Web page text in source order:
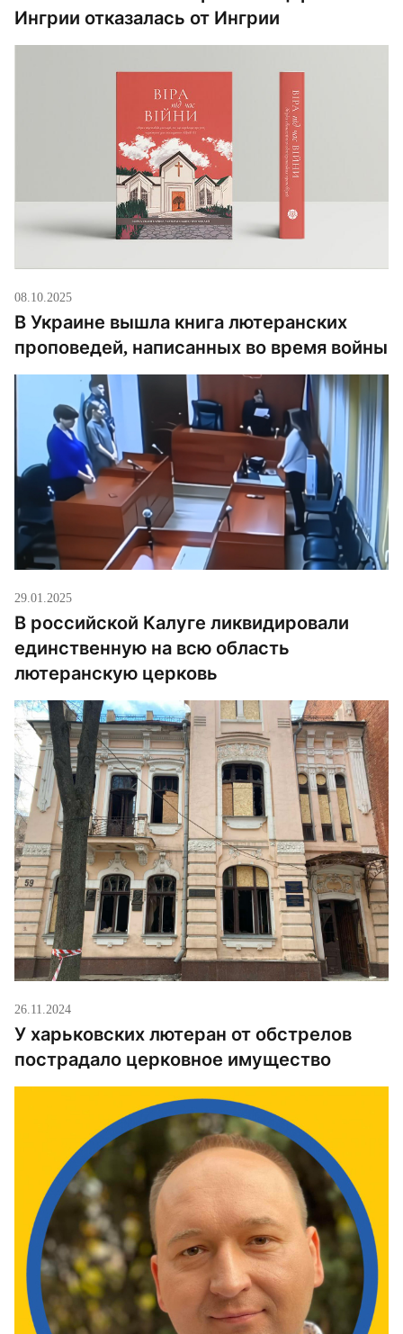
Ингрии отказалась от Ингрии
08.10.2025
В Украине вышла книга лютеранских
проповедей, написанных во время войны
29.01.2025
В российской Калуге ликвидировали
единственную на всю область
лютеранскую церковь
26.11.2024
У харьковских лютеран от обстрелов
пострадало церковное имущество